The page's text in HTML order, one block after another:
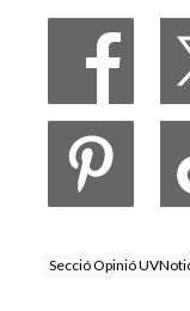
Secció Opinió